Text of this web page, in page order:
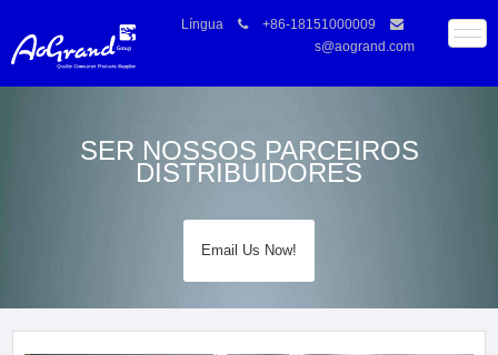
Língua
+86-18151000009
s@aogrand.com
SER NOSSOS PARCEIROS
DISTRIBUIDORES
Email Us Now!